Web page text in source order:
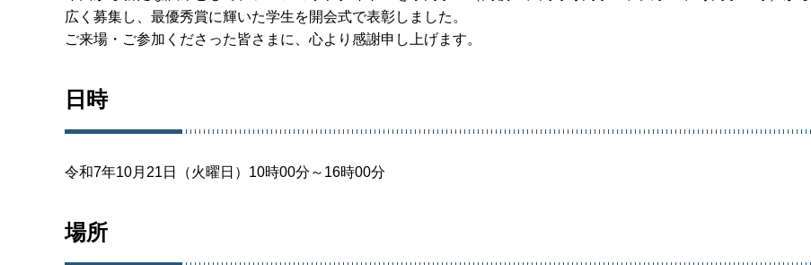
広く募集し、最優秀賞に輝いた学生を開会式で表彰しました。
ご来場・ご参加くださった皆さまに、心より感謝申し上げます。
日時
令和7年10月21日（火曜日）10時00分～16時00分
場所